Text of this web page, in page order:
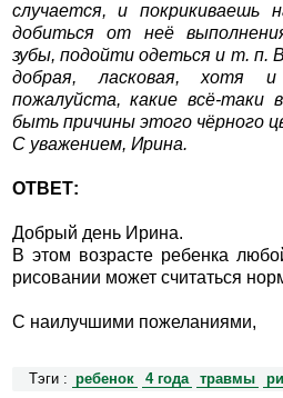
случается, и покрикиваешь
добиться от неё
зубы, подойти одеться и т. п.
добрая, ласковая, хотя
пожалуйста, какие всё-таки
быть причины этого чёрного
С уважением, Ирина.
ОТВЕТ:
Добрый день Ирина.
В этом возрасте ребенка
рисовании может считаться
С наилучшими пожеланиями,
Тэги : ребенок 4 года травмы